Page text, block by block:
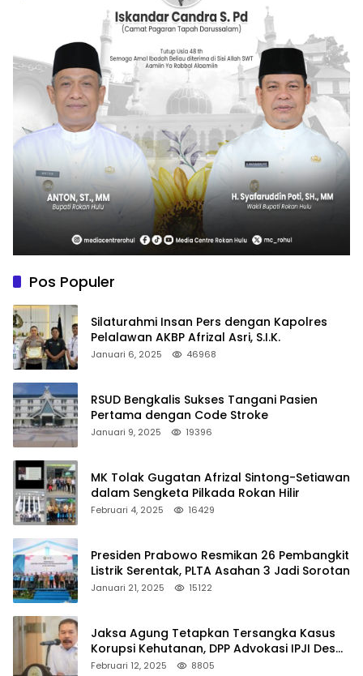
Pos Populer
Silaturahmi Insan Pers dengan Kapolres
Pelalawan AKBP Afrizal Asri, S.I.K.
Januari 6, 2025 46968
RSUD Bengkalis Sukses Tangani Pasien
Pertama dengan Code Stroke
Januari 9, 2025 19396
MK Tolak Gugatan Afrizal Sintong-Setiawan
dalam Sengketa Pilkada Rokan Hilir
Februari 4, 2025 16429
Presiden Prabowo Resmikan 26 Pembangkit
Listrik Serentak, PLTA Asahan 3 Jadi Sorotan
Januari 21, 2025 15122
Jaksa Agung Tetapkan Tersangka Kasus
Korupsi Kehutanan, DPP Advokasi IPJI Desak
Pengusutan Pajak RAPP
Februari 12, 2025 8805